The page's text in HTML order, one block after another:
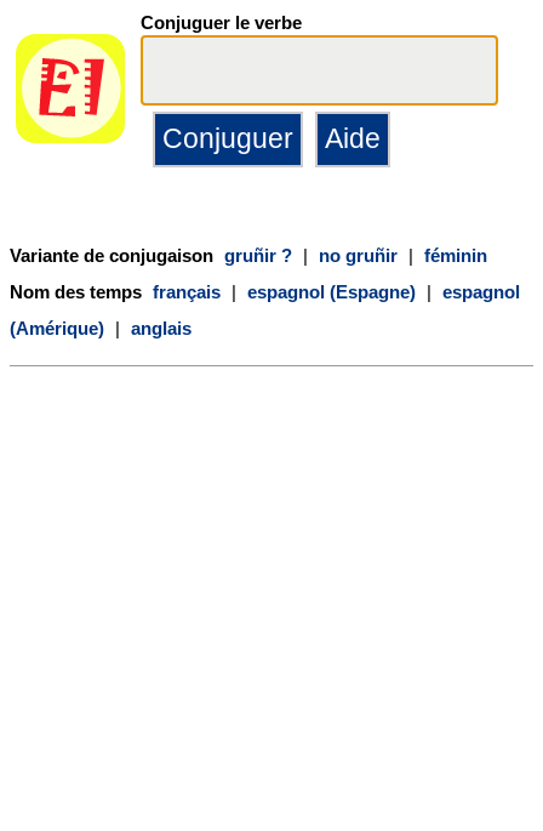
Conjuguer le verbe
Variante de conjugaison gruñir ? | no gruñir | féminin
Nom des temps français | espagnol (Espagne) | espagnol
(Amérique) | anglais